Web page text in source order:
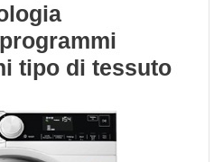
tipo di tessuto